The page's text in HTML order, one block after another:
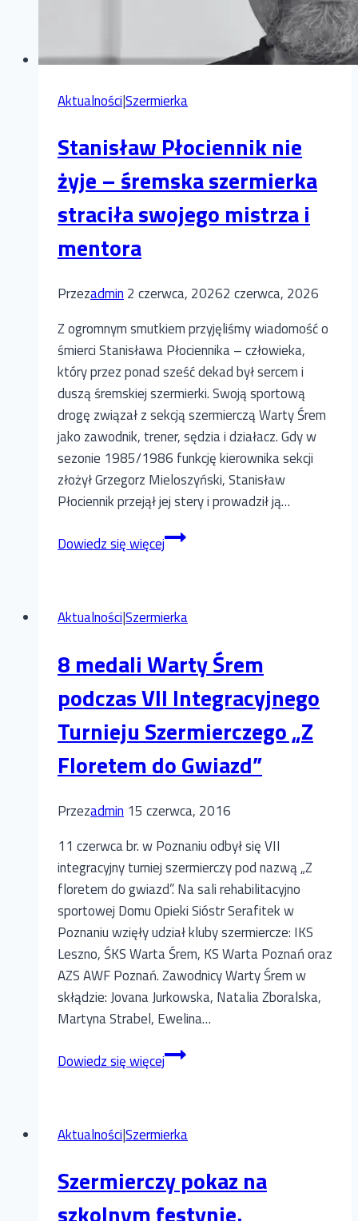
Aktualności|Szermierka
Stanisław Płociennik nie
żyje – śremska szermierka
straciła swojego mistrza i
mentora
Przezadmin2 czerwca, 20262 czerwca, 2026
Z ogromnym smutkiem przyjęliśmy wiadomość o
śmierci Stanisława Płociennika – człowieka,
który przez ponad sześć dekad był sercem i
duszą śremskiej szermierki. Swoją sportową
drogę związał z sekcją szermierczą Warty Śrem
jako zawodnik, trener, sędzia i działacz. Gdy w
sezonie 1985/1986 funkcję kierownika sekcji
złożył Grzegorz Mieloszyński, Stanisław
Płociennik przejął jej stery i prowadził ją…
Dowiedz się więcejStanisław
–
szermierka
straciła
swojego
mistrza
mentora
Aktualności|Szermierka
8 medali Warty Śrem
podczas VII Integracyjnego
Turnieju Szermierczego „Z
Floretem do Gwiazd”
Przezadmin 15 czerwca, 2016
11 czerwca br. w Poznaniu odbył się VII
integracyjny turniej szermierczy pod nazwą „Z
floretem do gwiazd”. Na sali rehabilitacyjno
sportowej Domu Opieki Sióstr Serafitek w
Poznaniu wzięły udział kluby szermiercze: IKS
Leszno, ŚKS Warta Śrem, KS Warta Poznań oraz
AZS AWF Poznań. Zawodnicy Warty Śrem w
skłądzie: Jovana Jurkowska, Natalia Zboralska,
Martyna Strabel, Ewelina…
Dowiedz się więcej8
podczas
Integracyjnego
Turnieju
Aktualności|Szermierka
Szermierczy pokaz na